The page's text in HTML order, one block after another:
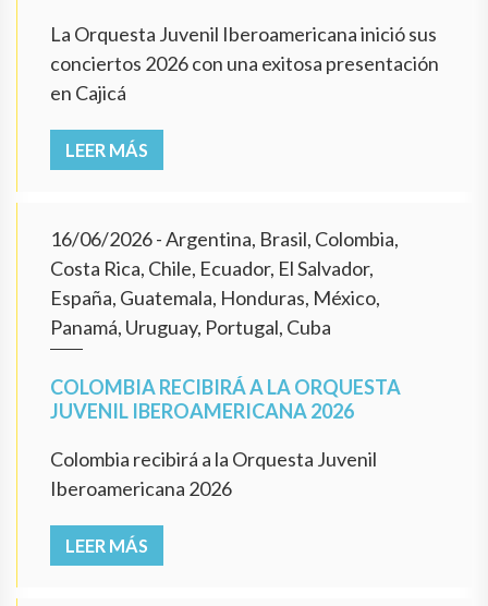
La Orquesta Juvenil Iberoamericana inició sus
conciertos 2026 con una exitosa presentación
en Cajicá
LEER MÁS
16/06/2026- Argentina, Brasil, Colombia,
Costa Rica, Chile, Ecuador, El Salvador,
España, Guatemala, Honduras, México,
Panamá, Uruguay, Portugal, Cuba
COLOMBIA RECIBIRÁ A LA ORQUESTA
JUVENIL IBEROAMERICANA 2026
Colombia recibirá a la Orquesta Juvenil
Iberoamericana 2026
LEER MÁS